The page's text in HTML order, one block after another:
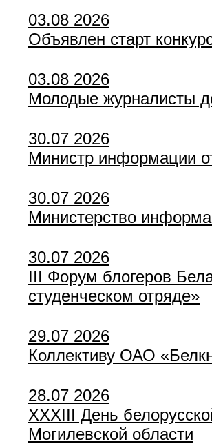
03.08 2026
Объявлен старт
03.08 2026
Молодые журналисты
30.07 2026
Министр информации
30.07 2026
Министерство
30.07 2026
III Форум блогеров
студенческом отряде»
29.07 2026
Коллективу ОАО
28.07 2026
XXXIII День
Могилевской области